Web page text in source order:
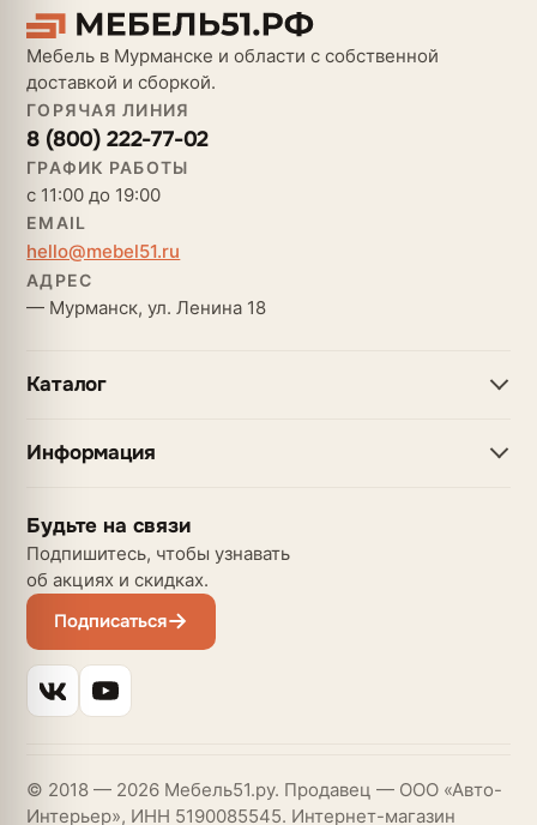
Мебель в Мурманске и области с собственной
доставкой и сборкой.
ГОРЯЧАЯ ЛИНИЯ
8 (800) 222-77-02
ГРАФИК РАБОТЫ
с 11:00 до 19:00
EMAIL
hello@mebel51.ru
АДРЕС
— Мурманск, ул. Ленина 18
Каталог
Информация
Будьте на связи
Подпишитесь, чтобы узнавать
об акциях и скидках.
Подписаться
© 2018 — 2026 Мебель51.ру. Продавец — ООО «Авто-
Интерьер», ИНН 5190085545. Интернет-магазин